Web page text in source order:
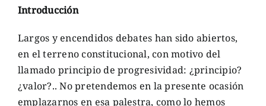
Introducción
Largos y encendidos debates han sido abiertos,
en el terreno constitucional, con motivo del
llamado principio de progresividad: ¿principio?
¿valor?.. No pretendemos en la presente ocasión
emplazarnos en esa palestra, como lo hemos